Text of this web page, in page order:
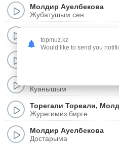
Молдир Ауелбекова
Жубатушым сен
Казак ели
Куанышым
Торегали Тореали,
Журегимиз бирге
Молдир Ауелбекова
Достарыма
topmuz.kz
Would like to send you